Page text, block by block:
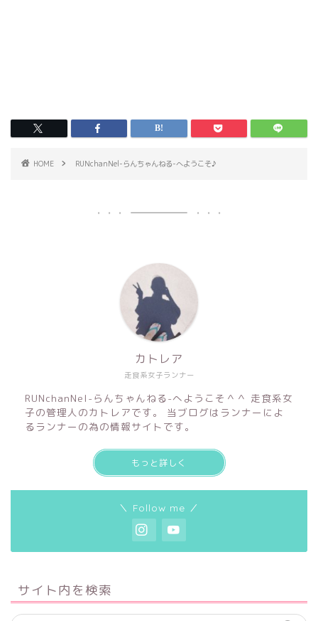
HOME RUNchanNel-らんちゃんねる-へようこそ♪
走食系女子ランナー
カトレア
RUNchanNel-らんちゃんねる-へようこそ＾＾ 走食系女
子の管理人のカトレアです。 当ブログはランナーによ
るランナーの為の情報サイトです。
もっと詳しく
＼ Follow me ／
サイト内を検索